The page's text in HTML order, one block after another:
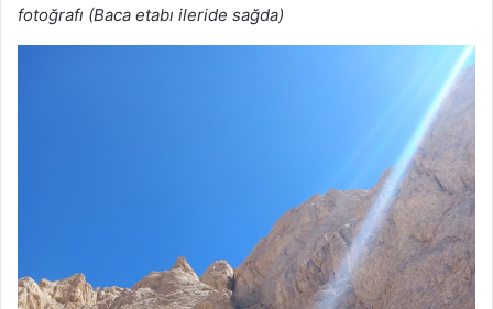
fotoğrafı (Baca etabı ileride sağda)